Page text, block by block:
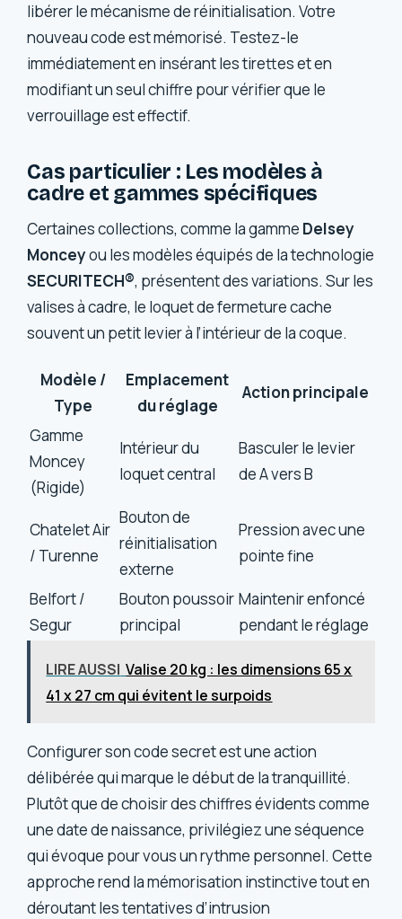
libérer le mécanisme de réinitialisation. Votre
nouveau code est mémorisé. Testez-le
immédiatement en insérant les tirettes et en
modifiant un seul chiffre pour vérifier que le
verrouillage est effectif.
Cas particulier : Les modèles à
cadre et gammes spécifiques
Certaines collections, comme la gamme Delsey
Monceyou les modèles équipés de la technologie
SECURITECH®, présentent des variations. Sur les
valises à cadre, le loquet de fermeture cache
souvent un petit levier à l’intérieur de la coque.
Modèle /
Type
Emplacement
du réglage
Action principale
Gamme
Moncey
(Rigide)
Intérieur du
loquet central
Basculer le levier
de A vers B
Chatelet Air
/ Turenne
Bouton de
réinitialisation
externe
Pression avec une
pointe fine
Belfort /
Segur
Bouton poussoir
principal
Maintenir enfoncé
pendant le réglage
LIRE AUSSI Valise 20 kg : les dimensions 65 x
41 x 27 cm qui évitent le surpoids
Configurer son code secret est une action
délibérée qui marque le début de la tranquillité.
Plutôt que de choisir des chiffres évidents comme
une date de naissance, privilégiez une séquence
qui évoque pour vous un rythme personnel. Cette
approche rend la mémorisation instinctive tout en
déroutant les tentatives d’intrusion